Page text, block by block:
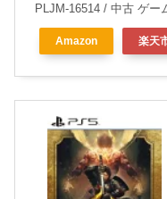
PLJM-16514 / 中古 ゲー
Amazon 楽天